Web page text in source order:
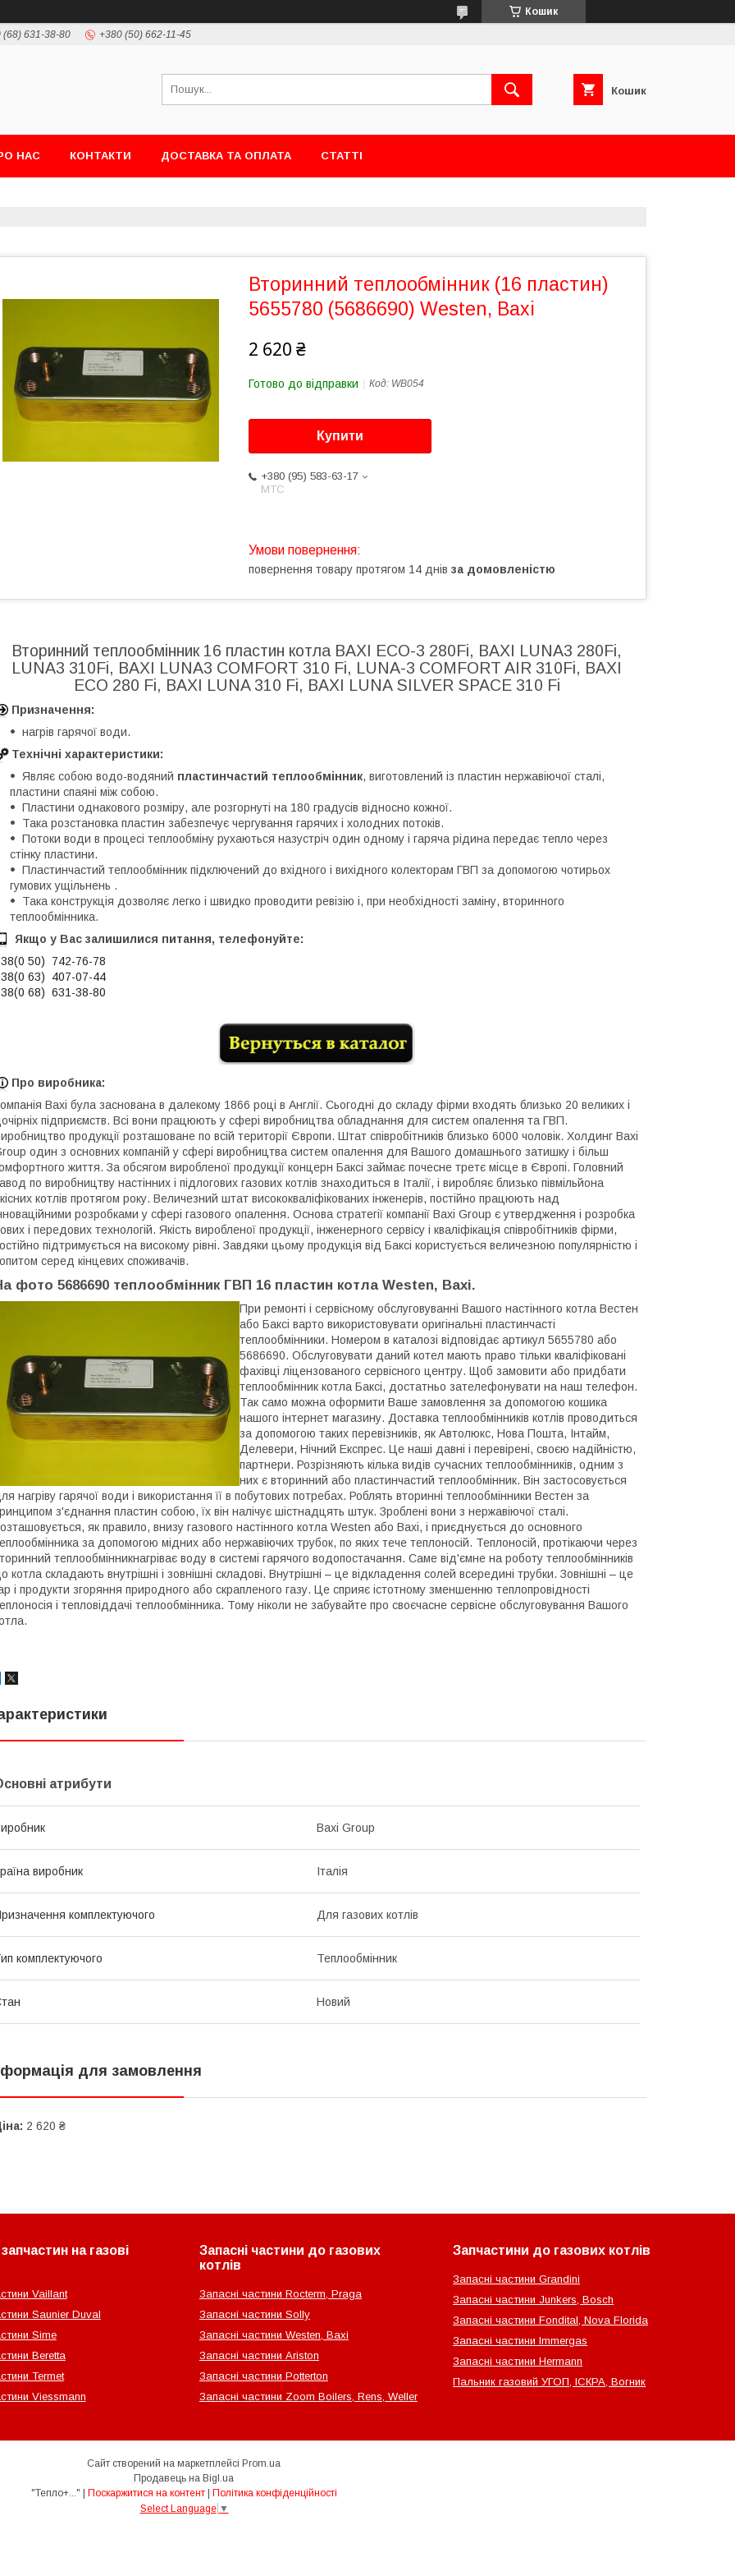
Кошик
(68) 631-38-80 +380 (50) 662-11-45
Кошик
НАС КОНТАКТИ ДОСТАВКА ТА ОПЛАТА СТАТТІ
Вторинний теплообмінник (16 пластин)
5655780 (5686690) Westen, Baxi
2 620 ₴
Готово до відправки Код: WB054
Купити
+380 (95) 583-63-17
МТС
повернення товару протягом 14 днів за домовленістю
Вторинний теплообмінник 16 пластин котла BAXI ECO-3 280Fi, BAXI LUNA3 280Fi,
LUNA3 310Fi, BAXI LUNA3 COMFORT 310 Fi, LUNA-3 COMFORT AIR 310Fi, BAXI
ECO 280 Fi, BAXI LUNA 310 Fi, BAXI LUNA SILVER SPACE 310 Fi
Призначення:
нагрів гарячої води.
Технічні характеристики:
Являє собою водо-водяний пластинчастий теплообмінник, виготовлений із пластин нержавіючої сталі,
пластини спаяні між собою.
Пластини однакового розміру, але розгорнуті на 180 градусів відносно кожної.
Така розстановка пластин забезпечує чергування гарячих і холодних потоків.
Потоки води в процесі теплообміну рухаються назустріч один одному і гаряча рідина передає тепло через
стінку пластини.
Пластинчастий теплообмінник підключений до вхідного і вихідного колекторам ГВП за допомогою чотирьох
гумових ущільнень .
Така конструкція дозволяє легко і швидко проводити ревізію і, при необхідності заміну, вторинного
теплообмінника.
Якщо у Вас залишилися питання, телефонуйте:
50) 742-76-78
63) 407-07-44
68) 631-38-80
Про виробника:
Baxi була заснована в далекому 1866 році в Англії. Сьогодні до складу фірми входять близько 20 великих і
підприємств. Всі вони працюють у сфері виробництва обладнання для систем опалення та ГВП.
продукції розташоване по всій території Європи. Штат співробітників близько 6000 чоловік. Холдинг Baxi
один з основних компаній у сфері виробництва систем опалення для Вашого домашнього затишку і більш
життя. За обсягом виробленої продукції концерн Баксі займає почесне третє місце в Європі. Головний
по виробництву настінних і підлогових газових котлів знаходиться в Італії, і виробляє близько півмільйона
котлів протягом року. Величезний штат висококваліфікованих інженерів, постійно працюють над
розробками у сфері газового опалення. Основа стратегії компанії Baxi Group є утвердження і розробка
і передових технологій. Якість виробленої продукції, інженерного сервісу і кваліфікація співробітників фірми,
підтримується на високому рівні. Завдяки цьому продукція від Баксі користується величезною популярністю і
серед кінцевих споживачів.
фото 5686690 теплообмінник ГВП 16 пластин котла Westen, Baxi.
При ремонті і сервісному обслуговуванні Вашого настінного котла Вестен
або Баксі варто використовувати оригінальні пластинчасті
теплообмінники. Номером в каталозі відповідає артикул 5655780 або
5686690. Обслуговувати даний котел мають право тільки кваліфіковані
фахівці ліцензованого сервісного центру. Щоб замовити або придбати
теплообмінник котла Баксі, достатньо зателефонувати на наш телефон.
Так само можна оформити Ваше замовлення за допомогою кошика
нашого інтернет магазину. Доставка теплообмінників котлів проводиться
за допомогою таких перевізників, як Автолюкс, Нова Пошта, Інтайм,
Делевери, Нічний Експрес. Це наші давні і перевірені, своєю надійністю,
партнери. Розрізняють кілька видів сучасних теплообмінників, одним з
них є вторинний або пластинчастий теплообмінник. Він застосовується
нагріву гарячої води і використання її в побутових потребах. Роблять вторинні теплообмінники Вестен за
з'єднання пластин собою, їх він налічує шістнадцять штук. Зроблені вони з нержавіючої сталі.
як правило, внизу газового настінного котла Westen або Baxi, і приєднується до основного
за допомогою мідних або нержавіючих трубок, по яких тече теплоносій. Теплоносій, протікаючи через
теплообмінникнагріває воду в системі гарячого водопостачання. Саме від'ємне на роботу теплообмінників
котла складають внутрішні і зовнішні складові. Внутрішні – це відкладення солей всередині трубки. Зовнішні – це
і продукти згоряння природного або скрапленого газу. Це сприяє істотному зменшенню теплопровідності
і тепловіддачі теплообмінника. Тому ніколи не забувайте про своєчасне сервісне обслуговування Вашого
атрибути
Baxi Group
виробник Італія
комплектуючого Для газових котлів
комплектуючого Теплообмінник
Новий
для замовлення
2 620 ₴
на газові
Vaillant
Saunier Duval
Sime
Beretta
Termet
Viessmann
Запасні частини до газових
котлів
Запасні частини Rocterm, Praga
Запасні частини Solly
Запасні частини Westen, Baxi
Запасні частини Ariston
Запасні частини Potterton
Запасні частини Zoom Boilers, Rens, Weller
Запчастини до газових котлів
Запасні частини Grandini
Запасні частини Junkers, Bosch
Запасні частини Fondital, Nova Florida
Запасні частини Immergas
Запасні частини Hermann
Пальник газовий УГОП, ІСКРА, Вогник
Сайт створений на маркетплейсі Prom.ua
Продавець на Bigl.ua
"Тепло+..." | Поскаржитися на контент | Політика конфіденційності
Select Language ▼